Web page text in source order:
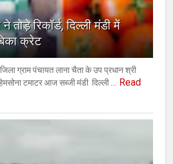
तोड़े रिकॉर्ड, दिल्ली मंडी में
क्रेट
ग्राम पंचायत लाना चैता के उप प्रधान श्री
टमाटर आज सब्जी मंडी दिल्ली ...
Read